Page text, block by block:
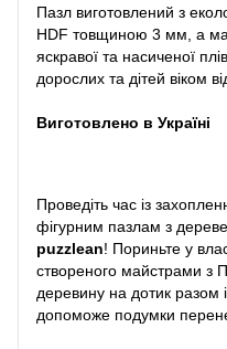
Пазл виготовлений з
HDF товщиною 3 мм, а
яскравої та насиченої
дорослих та дітей віком
Виготовлено в Україні
Проведіть час із
фігурним пазлам з
puzzlean! Пориньте у
створеного майстрами з
деревину на дотик
допоможе подумки